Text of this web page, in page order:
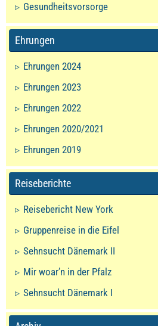
Gesundheitsvorsorge
Ehrungen
Ehrungen 2024
Ehrungen 2023
Ehrungen 2022
Ehrungen 2020/2021
Ehrungen 2019
Reiseberichte
Reisebericht New York
Gruppenreise in die Eifel
Sehnsucht Dänemark II
Mir woar’n in der Pfalz
Sehnsucht Dänemark I